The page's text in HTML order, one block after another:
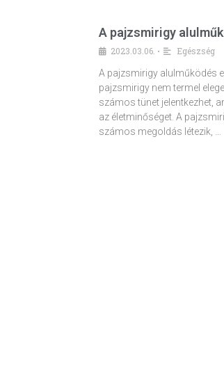
A pajzsmirigy
2023.03.06. •
Egészség
A pajzsmirigy alulműködés
pajzsmirigy nem termel
számos tünet jelentkezhet,
az életminőséget. A
számos megoldás létezik, …